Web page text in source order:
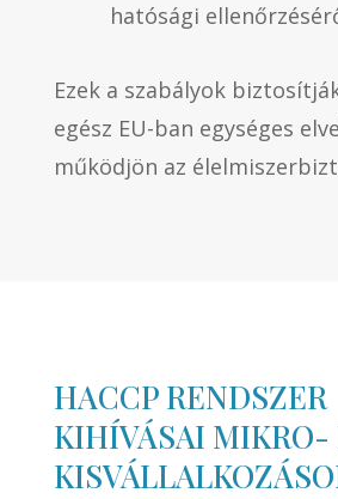
hatósági
Ezek a szabályok
egész EU-ban egységes
működjön az
HACCP RENDSZER
KIHÍVÁSAI MIKRO-